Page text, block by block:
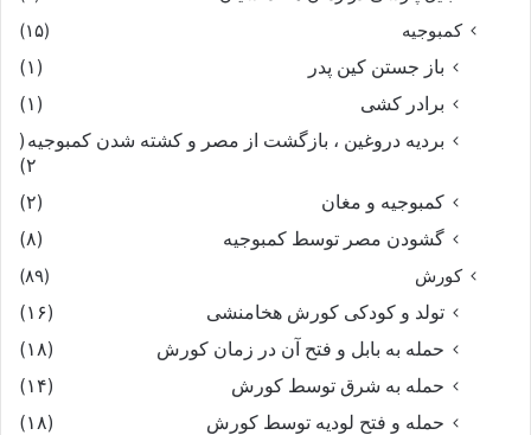
کمبوجیه
(۱۵)
باز جستن کین پدر
(۱)
برادر کشی
(۱)
بردیه دروغین ، بازگشت از مصر و کشته شدن کمبوجیه (
۲)
کمبوجیه و مغان
(۲)
گشودن مصر توسط کمبوجیه
(۸)
کورش
(۸۹)
تولد و کودکی کورش هخامنشی
(۱۶)
حمله به بابل و فتح آن در زمان کورش
(۱۸)
حمله به شرق توسط کورش
(۱۴)
حمله و فتح لودیه توسط کورش
(۱۸)